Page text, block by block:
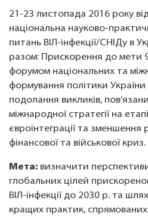
21-23 листопада 2016 року
національна науково-
питань ВІЛ-інфекції/СНІДу в
разом: Прискорення до мети
форумом національних та
формування політики
подолання викликів,
міжнародної стратегії на
євроінтеграції та зменшення
фінансової та військової криз.
Мета: визначити
глобальних цілей
ВІЛ-інфекції до 2030 р. та
кращих практик,